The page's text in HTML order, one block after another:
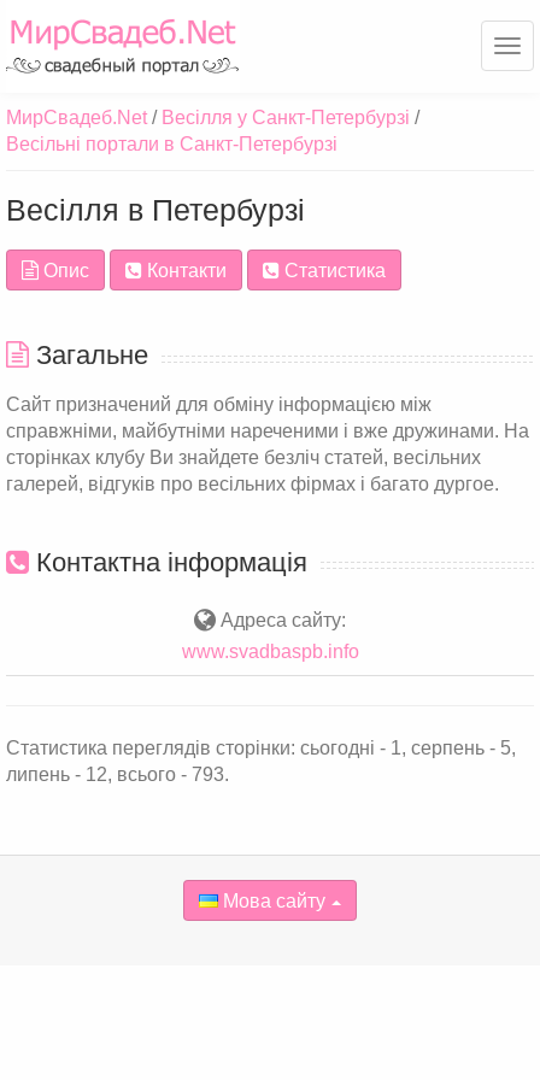
МирСвадеб.Net
Весілля у Санкт-Петербурзі
Весільні портали в Санкт-Петербурзі
Весілля в Петербурзі
Опис Контакти Статистика
Загальне
Сайт призначений для обміну інформацією між
справжніми, майбутніми нареченими і вже дружинами. На
сторінках клубу Ви знайдете безліч статей, весільних
галерей, відгуків про весільних фірмах і багато дургое.
Контактна інформація
Адреса сайту:
www.svadbaspb.info
Статистика переглядів сторінки: сьогодні - 1, серпень - 5,
липень - 12, всього - 793.
Мова сайту